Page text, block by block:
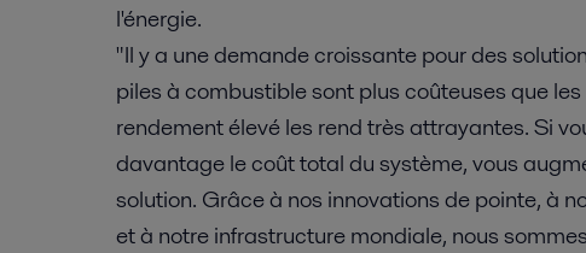
l'énergie.
"Il y a une demande croissante pour des
piles à combustible sont plus coûteuses que
rendement élevé les rend très attrayantes. Si
davantage le coût total du système, vous
solution. Grâce à nos innovations de pointe, à
et à notre infrastructure mondiale, nous